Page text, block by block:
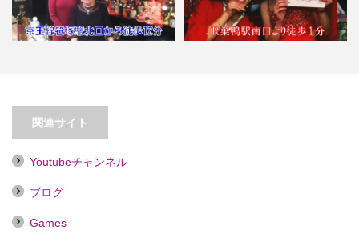
【笹塚】カラオケスナック バディ
関連サイト
Youtubeチャンネル
ブログ
Games